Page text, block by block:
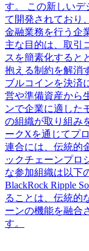
す。 この新しいデ
て開発されており
金融業務を行う企
主な目的は、取引
スを簡素化すると
抱える制約を解消
ブルコインを決済
営や準備資産から
ンで企業に適した
の組織が取り組み
ークXを通じてプ
連合には、伝統的
ックチェーンプロ
な参加組織は以下
BlackRock Ripple
ることは、伝統的
ーンの機能を融合
す。